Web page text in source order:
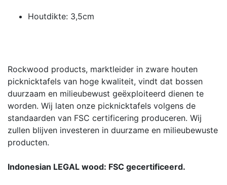
Houtdikte: 3,5cm
Rockwood products, marktleider in zware houten
picknicktafels van hoge kwaliteit, vindt dat bossen
duurzaam en milieubewust geëxploiteerd dienen te
worden. Wij laten onze picknicktafels volgens de
standaarden van FSC certificering produceren. Wij
zullen blijven investeren in duurzame en milieubewuste
producten.
Indonesian LEGAL wood: FSC gecertificeerd.